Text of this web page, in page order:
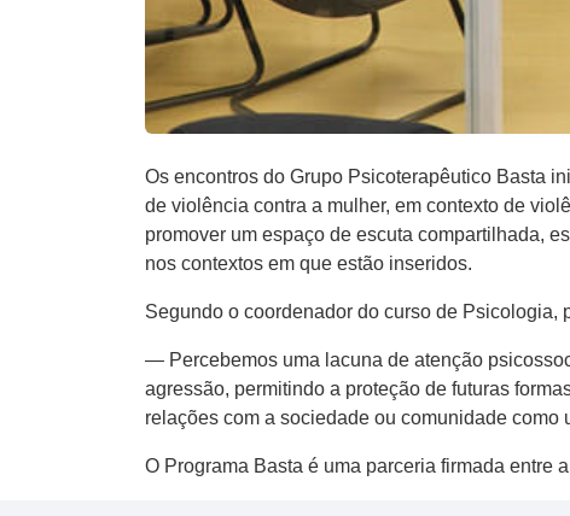
Os encontros do Grupo Psicoterapêutico Basta
de violência contra a mulher, em contexto de
promover um espaço de escuta compartilhada,
nos contextos em que estão inseridos.
Segundo o coordenador do curso de Psicologia,
— Percebemos uma lacuna de atenção
agressão, permitindo a proteção de futuras
relações com a sociedade ou comunidade
O Programa Basta é uma parceria firmada